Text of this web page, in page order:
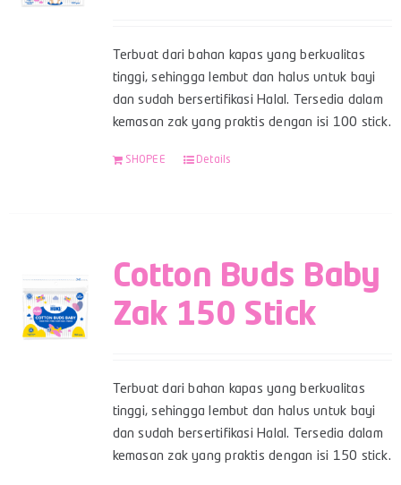
Terbuat dari bahan kapas yang berkualitas
tinggi, sehingga lembut dan halus untuk bayi
dan sudah bersertifikasi Halal. Tersedia dalam
kemasan zak yang praktis dengan isi 100 stick.
SHOPEE Details
Cotton Buds Baby
Zak 150 Stick
Terbuat dari bahan kapas yang berkualitas
tinggi, sehingga lembut dan halus untuk bayi
dan sudah bersertifikasi Halal. Tersedia dalam
kemasan zak yang praktis dengan isi 150 stick.